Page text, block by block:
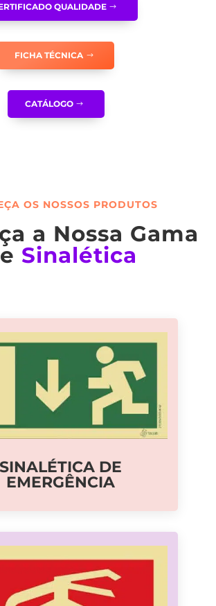
QUALIDADE
FICHA TÉCNICA
CATÁLOGO
OS NOSSOS PRODUTOS
a Nossa Gama
Sinalética
SINALÉTICA DE
EMERGÊNCIA